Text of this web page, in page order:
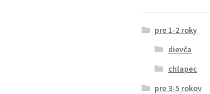
pre 1-2 roky
dievča
chlapec
pre 3-5 rokov